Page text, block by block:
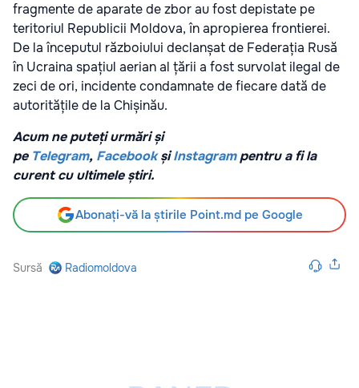
fragmente de aparate de zbor au fost depistate pe
teritoriul Republicii Moldova, în apropierea frontierei.
De la începutul războiului declanșat de Federația Rusă
în Ucraina spațiul aerian al țării a fost survolat ilegal de
zeci de ori, incidente condamnate de fiecare dată de
autoritățile de la Chișinău.
Acum ne puteți urmări și
pe Telegram, Facebook șiInstagrampentru a fi la
curent cu ultimele știri.
Abonați-vă la știrile Point.md pe Google
Sursă Radiomoldova